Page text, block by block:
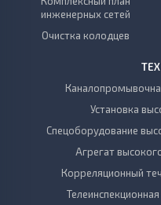
инженерных сетей
Очистка колодцев
Установка
Спецоборудование
Агрегат
Корреляционный